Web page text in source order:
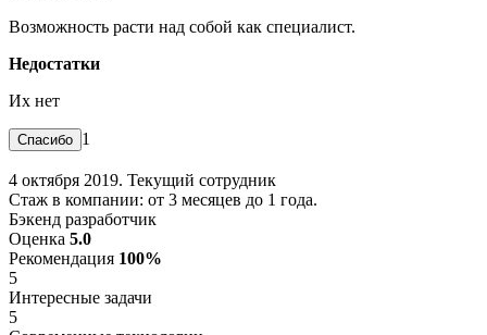
Возможность расти над собой как специалист.
Недостатки
Их нет
1
4 октября 2019. Текущий сотрудник
Стаж в компании: от 3 месяцев до 1 года.
Бэкенд разработчик
Оценка 5.0
Рекомендация 100%
5
Интересные задачи
5